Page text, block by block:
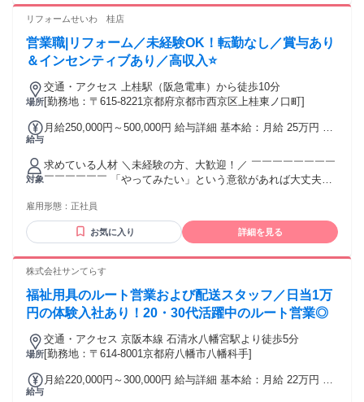
合は全額支給。 ∟マイカー通勤の場合は社内規定による（上
限有）。
方は、 将来的にシステム開発に関わる可能性もあります。
リフォームせいわ 桂店
営業職|リフォーム／未経験OK！転勤なし／賞与あり
＆インセンティブあり／高収入⭐
場所
交通・アクセス 上桂駅（阪急電車）から徒歩10分
[勤務地：〒615-8221京都府京都市西京区上桂東ノ口町]
給与
月給250,000円～500,000円 給与詳細 基本給：月給 25万円 〜
れる通勤・皆勤・家族手当金額：なし 全員に一律で支払われ
るその他手当金額：なし ※経験・年齢を考慮の上、 当社規定
月・12月） └ 昨年度実績4ヶ月分 └ 個人の実績により変動 └
ィブあり ■諸手当 ・通勤手当（月3万円まで） ・残業手当（1
分単位で支給） ・車両持込手当 └ 月最大4万円 └ 自動車保
険・車検・自動車税も 会社が負担
対象
求めている人材 ＼未経験の方、大歓迎！／ ￣￣￣￣￣￣￣￣
￣￣￣￣￣￣ 「やってみたい」という意欲があれば大丈夫！
【必須条件】 ･･━━･･━━･･━━･･━━･･ ✅普通自動車運転
免許（AT限定可） 【歓迎条件】 ･･━━･･━━･･━━･･
━━･･ ◆リフォーム営業、施工管理、 住宅設備に関する業務
す！ ◆未経験の方も歓迎！ 【こんな方にピッタリ】 ･･
＊お客様や協力会社の方など、 人と接することが好きな方 ＊
分からないことや困ったことを チームで共有・相談できる方
たい方 ＊高収入を目指し、 正当に評価される環境で働きたい
方
雇用形態： 正社員
お気に入り 詳細を見る
株式会社サンてらす
福祉用具のルート営業および配送スタッフ／日当1万
円の体験入社あり！20・30代活躍中のルート営業◎
場所
交通・アクセス 京阪本線 石清水八幡宮駅より徒歩5分
[勤務地：〒614-8001京都府八幡市八幡科手]
給与
月給220,000円～300,000円 給与詳細 基本給：月給 22万円 〜